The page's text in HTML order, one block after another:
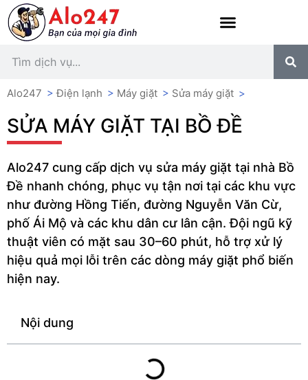
Alo247 >Điện lạnh > Máy giặt > Sửa máy giặt >
SỬA MÁY GIẶT TẠI BỒ ĐỀ
Alo247 cung cấp dịch vụ sửa máy giặt tại nhà Bồ
Đề nhanh chóng, phục vụ tận nơi tại các khu vực
như đường Hồng Tiến, đường Nguyễn Văn Cừ,
phố Ái Mộ và các khu dân cư lân cận. Đội ngũ kỹ
thuật viên có mặt sau 30–60 phút, hỗ trợ xử lý
hiệu quả mọi lỗi trên các dòng máy giặt phổ biến
hiện nay.
Nội dung